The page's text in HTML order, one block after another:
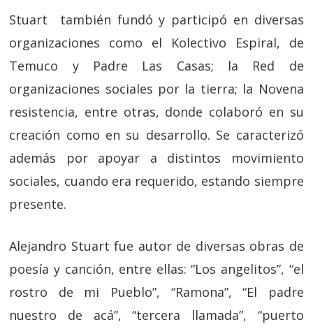
Stuart también fundó y participó en diversas
organizaciones como el Kolectivo Espiral, de
Temuco y Padre Las Casas; la Red de
organizaciones sociales por la tierra; la Novena
resistencia, entre otras, donde colaboró en su
creación como en su desarrollo. Se caracterizó
además por apoyar a distintos movimiento
sociales, cuando era requerido, estando siempre
presente.
Alejandro Stuart fue autor de diversas obras de
poesía y canción, entre ellas: “Los angelitos”, “el
rostro de mi Pueblo”, “Ramona”, “El padre
nuestro de acá”, “tercera llamada”, “puerto